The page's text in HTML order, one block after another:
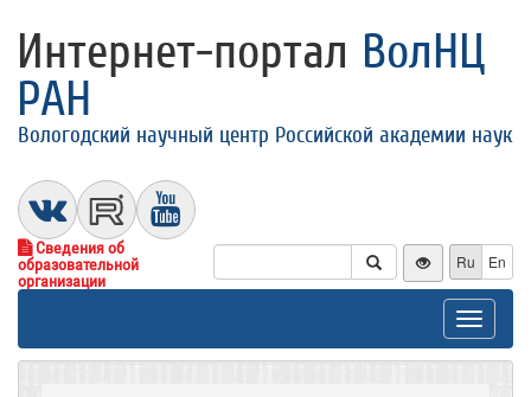
Интернет-портал ВолНЦ
РАН
Вологодский научный центр Российской академии наук
Сведения об
образовательной
организации
Ru En
Toggle